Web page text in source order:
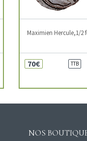
Maximien Hercule,1/2
70€ TTB
NOS